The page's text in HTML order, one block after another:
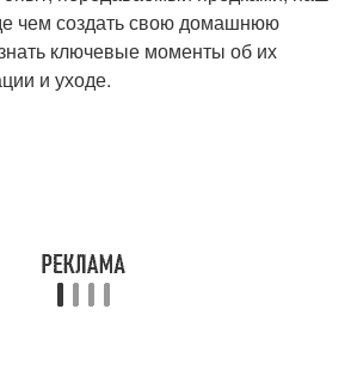
чем создать свою домашнюю
ключевые моменты об их
и уходе.